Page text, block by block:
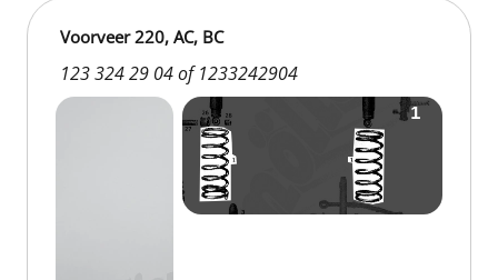
Voorveer 220, AC, BC
123 324 29 04 of 1233242904